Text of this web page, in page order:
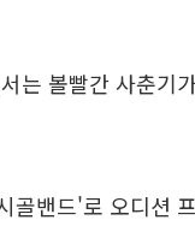
는 볼빨간 사춘기
골밴드'로 오디션